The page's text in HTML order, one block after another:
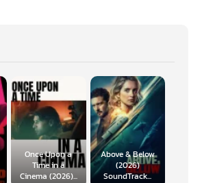
Once Upon a
Time in a
Cinema (2026)...
Above & Below
(2026)
SoundTrack...